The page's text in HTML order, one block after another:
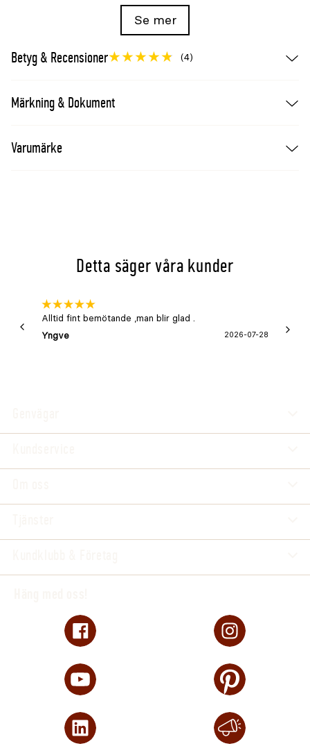
90cm
60cm
Djup
47cm
Infästningspunkter
4st
Se mer
Betyg & Recensioner (4)
Märkning & Dokument
Varumärke
Detta säger våra kunder
Alltid fint bemötande ,man blir glad .
Yngve
2026-07-28